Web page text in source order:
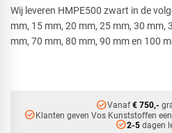
​Wij leveren HMPE500 zwart in de
mm, 15 mm, 20 mm, 25 mm, 30 mm,
mm, 70 mm, 80 mm, 90 mm en 100
check_circleVanaf€ 750,-
check_circleKlanten geven Vos Kunststoffen een
check_circle2-5dagen